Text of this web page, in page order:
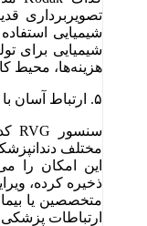
تصویربرداری
شیمیایی
شیمیایی برای
هزینه‌ها، محیط
۵. ارتباط آسان با نرم‌افزارهای دندانپزشکی
مختلف
این امکان را
ذخیره کرده،
متخصصین یا
ارتباطات